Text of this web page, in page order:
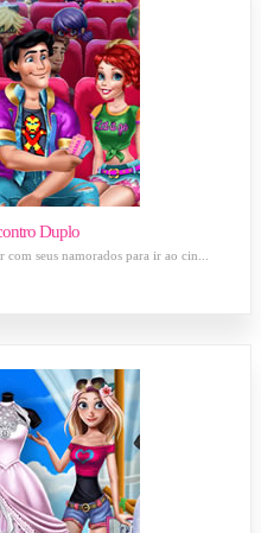
Duplo
seus namorados para ir ao cin...